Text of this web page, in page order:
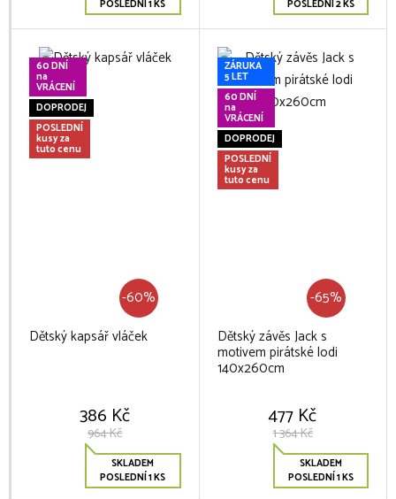
POSLEDNÍ 1 KS POSLEDNÍ 2 KS
60 DNÍ
na
VRÁCENÍ
DOPRODEJ
POSLEDNÍ
kusy za
tuto cenu
-60%
Dětský kapsář vláček
386 Kč
964 Kč
SKLADEM
POSLEDNÍ 1 KS
ZÁRUKA
5 LET
60 DNÍ
na
VRÁCENÍ
DOPRODEJ
POSLEDNÍ
kusy za
tuto cenu
-65%
Dětský závěs Jack s
motivem pirátské lodi
140x260cm
477 Kč
1 364 Kč
SKLADEM
POSLEDNÍ 1 KS